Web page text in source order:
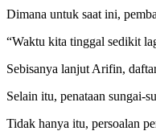
Dimana untuk saat ini,
“Waktu kita tinggal sedikit
Sebisanya lanjut Arifin,
Selain itu, penataan sungai-
Tidak hanya itu, persoalan